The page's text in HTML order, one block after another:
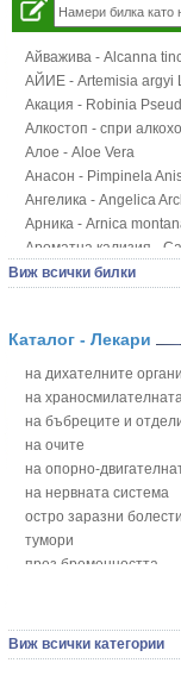
Айважива - Alcanna
АЙИЕ - Artemisia argyi
Акация - Robinia
Алкостоп - спри
Алое - Aloe Vera
Анасон - Pimpinela
Ангелика - Angelica
Арника - Arnica
Ароматна кализия -
Арония - Sorbus
Блатен аир - Acorus
Блатен тъжник - Spirea
Блян
Бобови шушулки -
Божур - Paeonia Decora
Борови връхчета -
Босилек - Ocimum
Брей - Tamus Communis
Брош - Rubia tinctorum
Бръшлян - Hedera helix
Бял имел - Viscum
Бял оман - Inula
Виж всички билки
Каталог - Лекари
на дихателните
на
на бъбреците и
на очите
на опорно-
на нервната система
остро заразни болести
тумори
през бременността
сексуални проблеми
на половите органи
Виж всички категории